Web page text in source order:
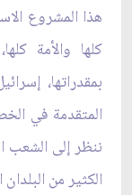
هذا المشروع
كلها والأمة
بمقدراتها،
المتقدمة في
ننظر إلى الشعب
الكثير من